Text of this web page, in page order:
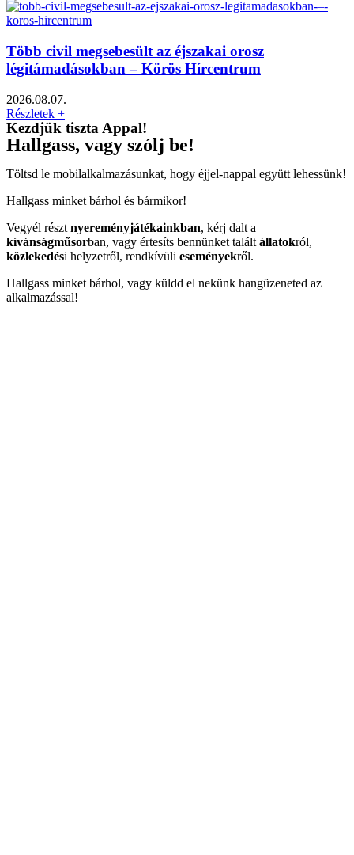
Több civil megsebesült az éjszakai orosz
légitámadásokban – Körös Hírcentrum
2026.08.07.
Részletek +
Kezdjük tiszta Appal!
Hallgass, vagy szólj be!
Töltsd le mobilalkalmazásunkat, hogy éjjel-nappal együtt lehessünk!
Hallgass minket bárhol és bármikor!
Vegyél részt nyereményjátékainkban, kérj dalt a
kívánságműsorban, vagy értesíts bennünket talált állatokról,
közlekedési helyzetről, rendkívüli eseményekről.
Hallgass minket bárhol, vagy küldd el nekünk hangüzeneted az
alkalmazással!